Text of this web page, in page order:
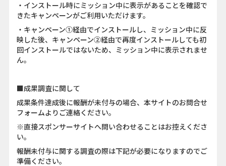
・インストール時にミッション中に表示があることを確認で
きたキャンペーンがご利用いただけます。
・キャンペーン①経由でインストールし、ミッション中に反
映した後、キャンペーン②経由で再度インストールしても初
回インストールではないため、ミッション中に表示されませ
ん。
■成果調査に関して
成果条件達成後に報酬が未付与の場合、本サイトのお問合せ
フォームよりご連絡ください。
※直接スポンサーサイトへ問い合わせることはお控えくださ
い。
報酬未付与に関する調査の際は下記が必要になりますのでご
準備ください。